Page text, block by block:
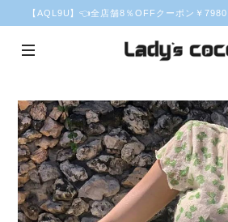
【AQL9U】👈全店舗8％OFFクーポン￥